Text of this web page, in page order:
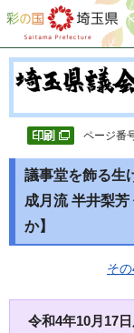
彩の国 埼玉県
ページ番
議事堂を飾る生
成月流 半井梨
か】
そ
令和4年10月17